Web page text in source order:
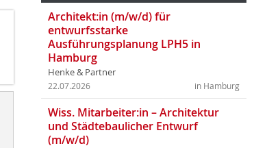
Architekt:in (m/w/d) für
entwurfsstarke
Ausführungsplanung LPH5 in
Hamburg
Henke & Partner
in Hamburg
22.07.2026
Wiss. Mitarbeiter:in – Architektur
und Städtebaulicher Entwurf
(m/w/d)